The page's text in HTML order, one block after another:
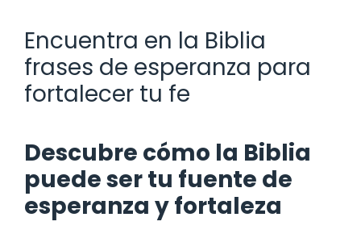
Encuentra en la Biblia
frases de esperanza para
fortalecer tu fe
Descubre cómo la Biblia
puede ser tu fuente de
esperanza y fortaleza